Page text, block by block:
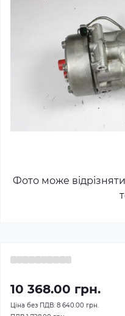
Фото може
10 368.00 грн.
Ціна без ПДВ: 8 640.00 грн.